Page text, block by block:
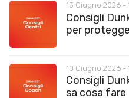
13 Giugno 2026 -
Consigli
per
10 Giugno 2026 -
Consigli
sa cosa fare